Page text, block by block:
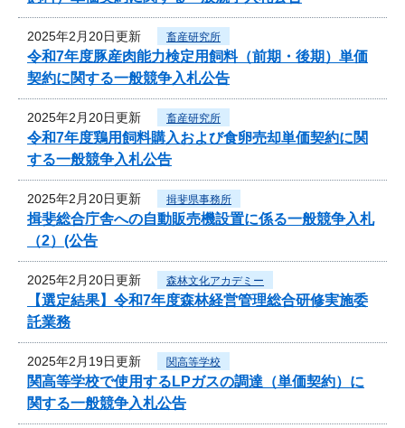
2025年2月20日更新 畜産研究所
令和7年度豚産肉能力検定用飼料（前期・後期）単価
契約に関する一般競争入札公告
2025年2月20日更新 畜産研究所
令和7年度鶏用飼料購入および食卵売却単価契約に関
する一般競争入札公告
2025年2月20日更新 揖斐県事務所
揖斐総合庁舎への自動販売機設置に係る一般競争入札
（2）(公告
2025年2月20日更新 森林文化アカデミー
【選定結果】令和7年度森林経営管理総合研修実施委
託業務
2025年2月19日更新 関高等学校
関高等学校で使用するLPガスの調達（単価契約）に
関する一般競争入札公告